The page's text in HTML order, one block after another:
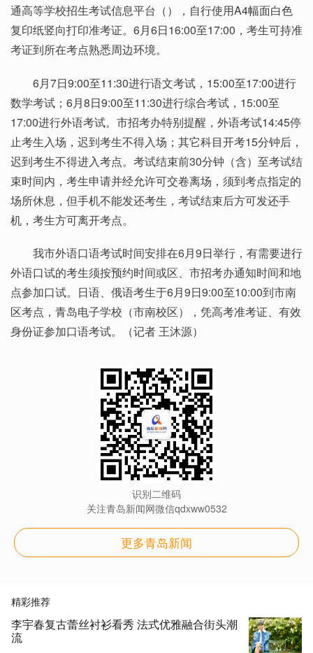
通高等学校招生考试信息平台（），自行使用A4幅面白色
复印纸竖向打印准考证。6月6日16:00至17:00，考生可持准
考证到所在考点熟悉周边环境。
6月7日9:00至11:30进行语文考试，15:00至17:00进行
数学考试；6月8日9:00至11:30进行综合考试，15:00至
17:00进行外语考试。市招考办特别提醒，外语考试14:45停
止考生入场，迟到考生不得入场；其它科目开考15分钟后，
迟到考生不得进入考点。考试结束前30分钟（含）至考试结
束时间内，考生申请并经允许可交卷离场，须到考点指定的
场所休息，但手机不能发还考生，考试结束后方可发还手
机，考生方可离开考点。
我市外语口语考试时间安排在6月9日举行，有需要进行
外语口试的考生须按预约时间或区、市招考办通知时间和地
点参加口试。日语、俄语考生于6月9日9:00至10:00到市南
区考点，青岛电子学校（市南校区），凭高考准考证、有效
身份证参加口语考试。（记者 王沐源）
识别二维码
关注青岛新闻网微信qdxww0532
更多青岛新闻
精彩推荐
李宇春复古蕾丝衬衫看秀 法式优雅融合街头潮
流